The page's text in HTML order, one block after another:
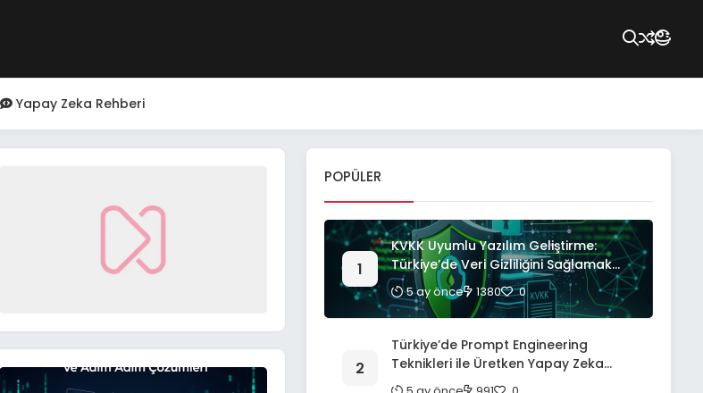
Yapay Zeka Rehberi
POPÜLER
KVKK Uyumlu Yazılım Geliştirme:
Türkiye’de Veri Gizliliğini Sağlamak
İçin Kapsamlı Bir Rehber
5 ay önce 1380 0
Türkiye’de Prompt Engineering
Teknikleri ile Üretken Yapay Zeka
Modellerinden En Yüksek Verimi Alma: